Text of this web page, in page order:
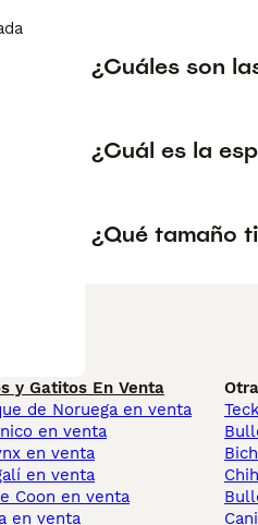
¿Cuáles son
¿Cuál es la
¿Qué tamaño
y Gatitos En Venta
de Noruega en venta
en venta
en venta
en venta
Coon en venta
en venta